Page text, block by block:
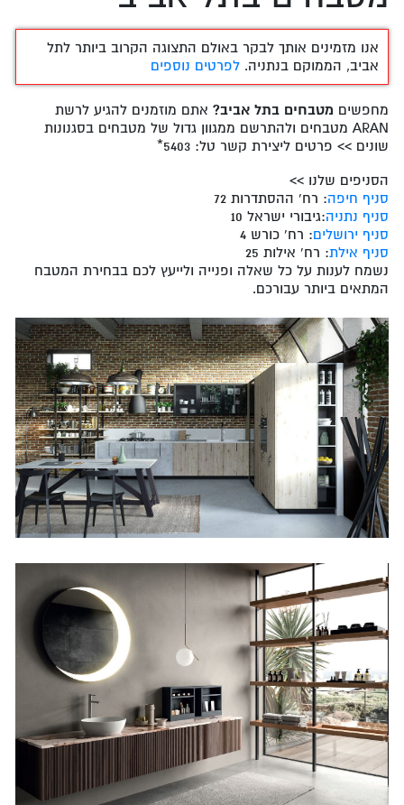
אנו מזמינים אותך לבקר באולם התצוגה הקרוב ביותר לתל
אביב, הממוקם בנתניה. לפרטים נוספים
מחפשים מטבחים בתל אביב? אתם מוזמנים להגיע לרשת
ARAN מטבחים ולהתרשם ממגוון גדול של מטבחים בסגנונות
שונים >> פרטים ליצירת קשר טל: 5403*
הסניפים שלנו >>
סניף חיפה: רח' ההסתדרות 72
סניף נתניה:גיבורי ישראל 10
סניף ירושלים: רח' כורש 4
סניף אילת: רח' אילות 25
נשמח לענות על כל שאלה ופנייה ולייעץ לכם בבחירת המטבח
המתאים ביותר עבורכם.